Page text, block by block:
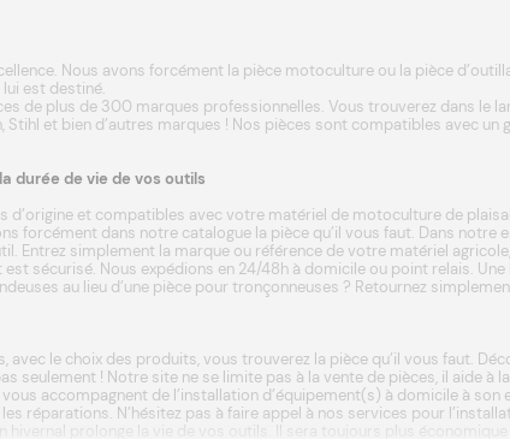
Nous avons forcément la pièce motoculture ou la pièce
est destiné.
de plus de 300 marques professionnelles. Vous trouverez dans le
, Stihl et bien d’autres marques ! Nos pièces sont compatibles avec un
durée de vie de vos outils
et compatibles avec votre matériel de motoculture de
forcément dans notre catalogue la pièce qu’il vous faut. Dans
Entrez simplement la marque ou référence de votre matériel
sécurisé. Nous expédions en 24/48h à domicile ou point relais.
au lieu d’une pièce pour tronçonneuses ? Retournez
avec le choix des produits, vous trouverez la pièce qu’il vous faut.
seulement ! Notre site ne se limite pas à la vente de pièces, il aide
accompagnent de l’installation d’équipement(s) à domicile à
réparations. N’hésitez pas à faire appel à nos services pour
hivernal prolonge la vie de vos outils. Il sera toujours plus